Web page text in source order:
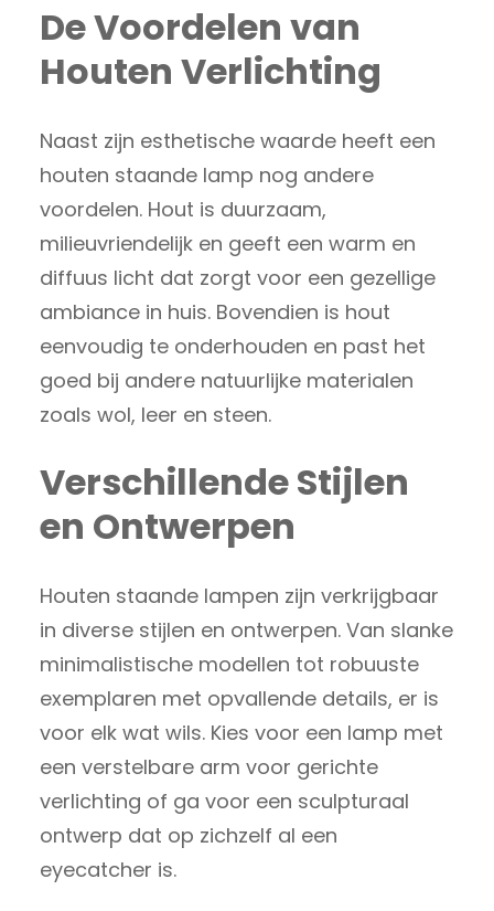
De Voordelen van
Houten Verlichting
Naast zijn esthetische waarde heeft een
houten staande lamp nog andere
voordelen. Hout is duurzaam,
milieuvriendelijk en geeft een warm en
diffuus licht dat zorgt voor een gezellige
ambiance in huis. Bovendien is hout
eenvoudig te onderhouden en past het
goed bij andere natuurlijke materialen
zoals wol, leer en steen.
Verschillende Stijlen
en Ontwerpen
Houten staande lampen zijn verkrijgbaar
in diverse stijlen en ontwerpen. Van slanke
minimalistische modellen tot robuuste
exemplaren met opvallende details, er is
voor elk wat wils. Kies voor een lamp met
een verstelbare arm voor gerichte
verlichting of ga voor een sculpturaal
ontwerp dat op zichzelf al een
eyecatcher is.